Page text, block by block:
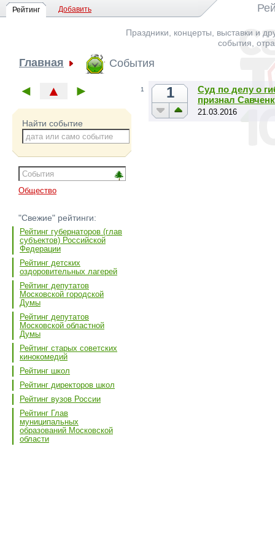
Рейтинг Добавить
Праздники, концерты, выставки и
события,
Главная События
◄ ▲ ►
Найти событие
Общество
"Свежие" рейтинги:
Рейтинг губернаторов (глав
субъектов) Российской
Федерации
Рейтинг детских
оздоровительных лагерей
Рейтинг депутатов
Московской городской
Думы
Рейтинг депутатов
Московской областной
Думы
Рейтинг старых советских
кинокомедий
Рейтинг школ
Рейтинг директоров школ
Рейтинг вузов России
Рейтинг Глав
муниципальных
образований Московской
области
1 1
Суд по делу о
признал
21.03.2016